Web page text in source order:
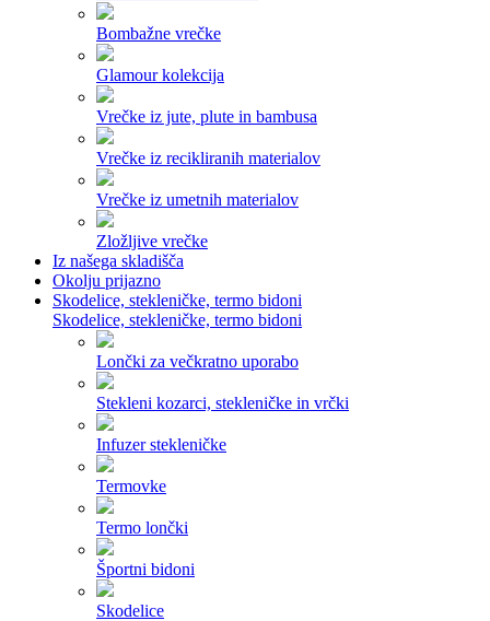
Bombažne vrečke
Glamour kolekcija
Vrečke iz jute, plute in bambusa
Vrečke iz recikliranih materialov
Vrečke iz umetnih materialov
Zložljive vrečke
Iz našega skladišča
Okolju prijazno
Skodelice, stekleničke, termo bidoni
Skodelice, stekleničke, termo bidoni
Lončki za večkratno uporabo
Stekleni kozarci, stekleničke in vrčki
Infuzer stekleničke
Termovke
Termo lončki
Športni bidoni
Skodelice